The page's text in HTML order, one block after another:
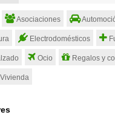
Asociaciones
Electrodomésticos
Ocio Regalos y
Vivienda